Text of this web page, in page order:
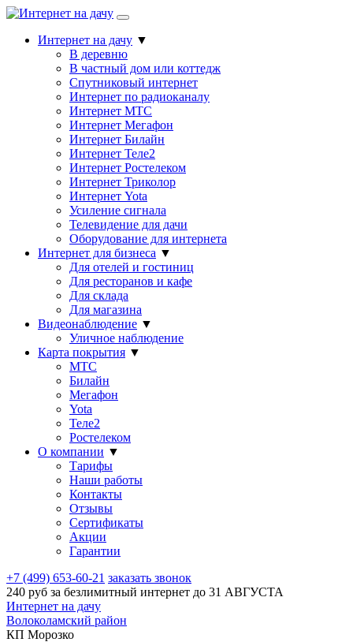
Интернет на дачу ▼
В деревню
В частный дом или коттедж
Спутниковый интернет
Интернет по радиоканалу
Интернет МТС
Интернет Мегафон
Интернет Билайн
Интернет Теле2
Интернет Ростелеком
Интернет Триколор
Интернет Yota
Усиление сигнала
Телевидение для дачи
Оборудование для интернета
Интернет для бизнеса ▼
Для отелей и гостиниц
Для ресторанов и кафе
Для склада
Для магазина
Видеонаблюдение ▼
Уличное наблюдение
Карта покрытия ▼
МТС
Билайн
Мегафон
Yota
Теле2
Ростелеком
О компании ▼
Тарифы
Наши работы
Контакты
Отзывы
Сертификаты
Акции
Гарантии
+7 (499) 653-60-21 заказать звонок
240 руб за безлимитный интернет до 31 АВГУСТА
Интернет на дачу
Волоколамский район
КП Морозко